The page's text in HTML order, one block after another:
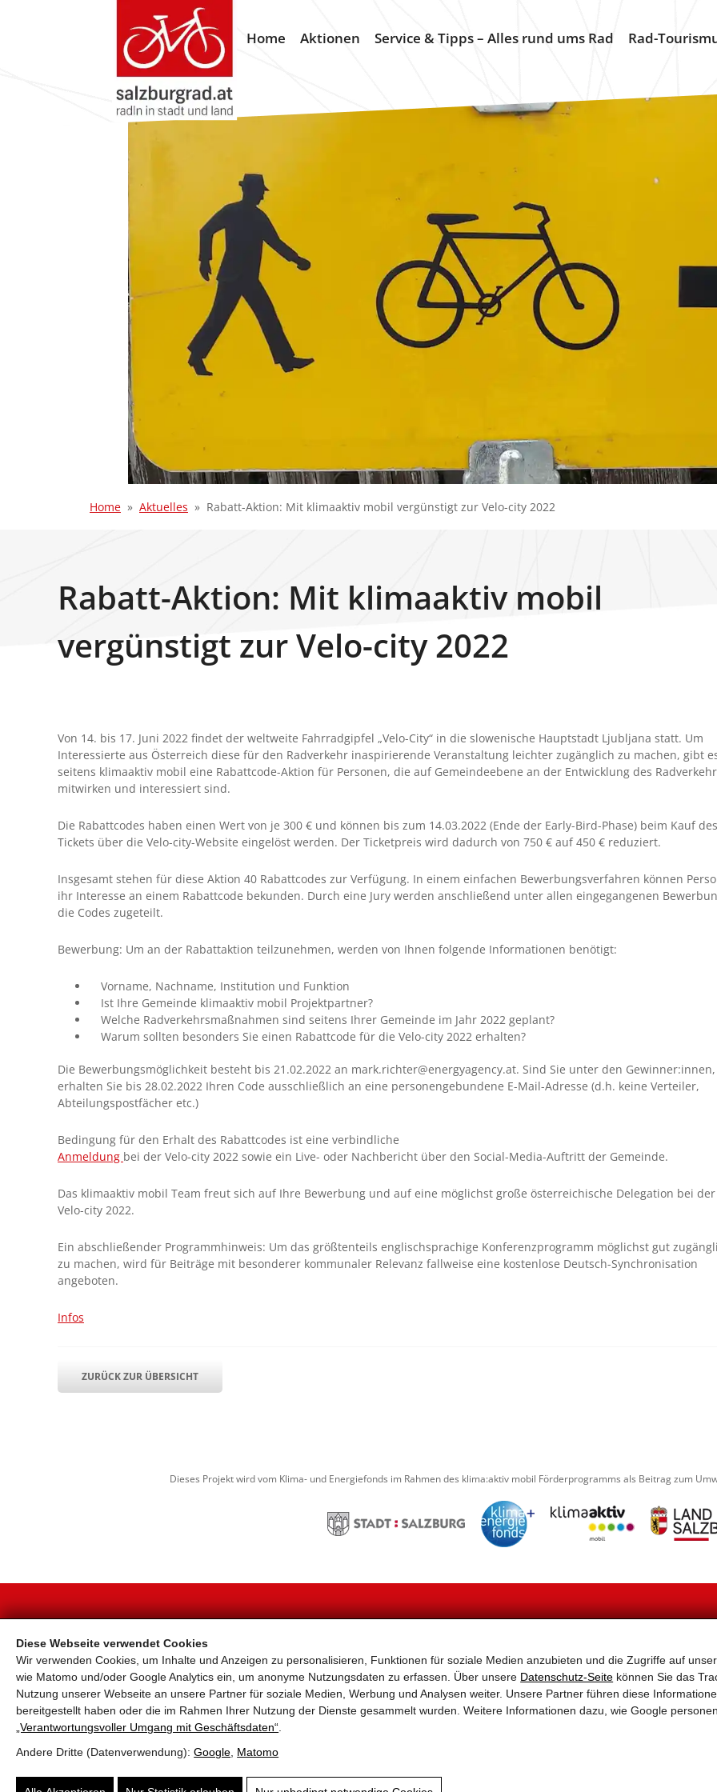
Diese Webseite verwendet Cookies
Wir verwenden Cookies, um Inhalte und Anzeigen zu personalisieren, Funktionen für soziale Medien anzubieten und die Zugriffe auf
wie Matomo und/oder Google Analytics ein, um anonyme Nutzungsdaten zu erfassen. Über unsere Datenschutz-Seite können Sie das
Nutzung unserer Webseite an unsere Partner für soziale Medien, Werbung und Analysen weiter. Unsere Partner führen diese
bereitgestellt haben oder die im Rahmen Ihrer Nutzung der Dienste gesammelt wurden. Weitere Informationen dazu, wie Google
„Verantwortungsvoller Umgang mit Geschäftsdaten“
Andere Dritte (Datenverwendung):Google Matomo
Home Aktionen Service & Tipps – Alles rund ums Rad Rad-
Home Aktuelles Rabatt-Aktion: Mit klimaaktiv mobil vergünstigt zur Velo-city 2022
Rabatt-Aktion: Mit klimaaktiv mobil
vergünstigt zur Velo-city 2022
Von 14. bis 17. Juni 2022 findet der weltweite Fahrradgipfel „Velo-City“ in die slowenische Hauptstadt Ljubljana statt. Um
Interessierte aus Österreich diese für den Radverkehr inaspirierende Veranstaltung leichter zugänglich zu machen, gibt
seitens klimaaktiv mobil eine Rabattcode-Aktion für Personen, die auf Gemeindeebene an der Entwicklung des
mitwirken und interessiert sind.
Die Rabattcodes haben einen Wert von je 300 € und können bis zum 14.03.2022 (Ende der Early-Bird-Phase) beim Kauf des
Tickets über die Velo-city-Website eingelöst werden. Der Ticketpreis wird dadurch von 750 € auf 450 € reduziert.
Insgesamt stehen für diese Aktion 40 Rabattcodes zur Verfügung. In einem einfachen Bewerbungsverfahren können
ihr Interesse an einem Rabattcode bekunden. Durch eine Jury werden anschließend unter allen eingegangenen
die Codes zugeteilt.
Bewerbung: Um an der Rabattaktion teilzunehmen, werden von Ihnen folgende Informationen benötigt:
Vorname, Nachname, Institution und Funktion
Ist Ihre Gemeinde klimaaktiv mobil Projektpartner?
Welche Radverkehrsmaßnahmen sind seitens Ihrer Gemeinde im Jahr 2022 geplant?
Warum sollten besonders Sie einen Rabattcode für die Velo-city 2022 erhalten?
Die Bewerbungsmöglichkeit besteht bis 21.02.2022 an mark.richter@energyagency.at. Sind Sie unter den Gewinner:innen,
erhalten Sie bis 28.02.2022 Ihren Code ausschließlich an eine personengebundene E-Mail-Adresse (d.h. keine Verteiler,
Abteilungspostfächer etc.)
Bedingung für den Erhalt des Rabattcodes ist eine verbindliche
Anmeldung bei der Velo-city 2022 sowie ein Live- oder Nachbericht über den Social-Media-Auftritt der Gemeinde.
Das klimaaktiv mobil Team freut sich auf Ihre Bewerbung und auf eine möglichst große österreichische Delegation bei der
Velo-city 2022.
Ein abschließender Programmhinweis: Um das größtenteils englischsprachige Konferenzprogramm möglichst gut
zu machen, wird für Beiträge mit besonderer kommunaler Relevanz fallweise eine kostenlose Deutsch-Synchronisation
angeboten.
Infos
ZURÜCK ZUR ÜBERSICHT
Dieses Projekt wird vom Klima- und Energiefonds im Rahmen des klima:aktiv mobil Förderprogramms als Beitrag zum
Land Salzburg, Ursula Hemetsberger, +43 662 8042–
4491
Stadtgemeinde Salzburg, Markus Huber, +43 662
8072-2578
office@salzburgrad.at
Suchen nach ...
submit
Home
Aktionen
Service & Tipps – Alles rund
ums Rad
Rad-Tourismus
Aktuelles
Partner
Links
Sitemap
Impressum & Datenschutz
Tragen Sie sich hier
Wir informieren Sie gerne
Ihre Mailadresse wird